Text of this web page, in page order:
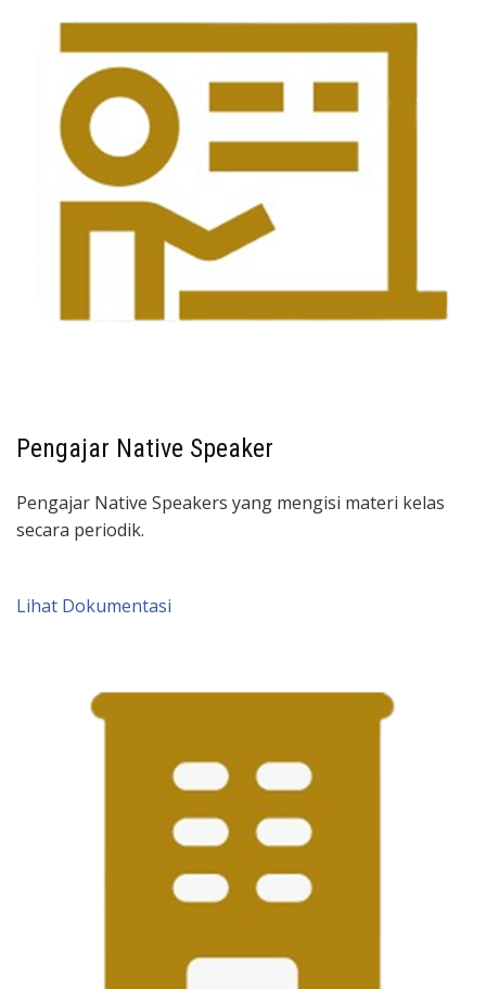
Pengajar Native Speaker
Pengajar Native Speakers yang mengisi materi kelas
secara periodik.
Lihat Dokumentasi